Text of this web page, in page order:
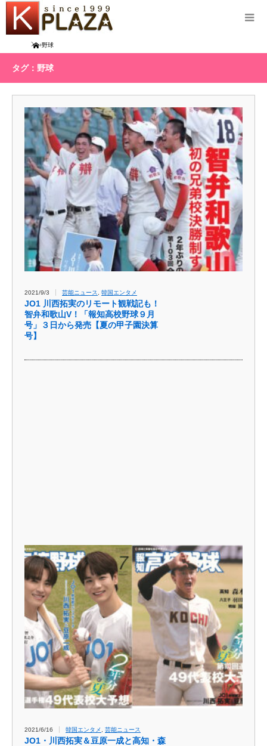
Home野球
タグ：野球
2021/9/3 芸能ニュース 韓国エンタメ
JO1 川西拓実のリモート観戦記も！
智弁和歌山V！「報知高校野球９月
号」３日から発売【夏の甲子園決算
号】
2021/6/16 韓国エンタメ 芸能ニュース
JO1・川西拓実＆豆原一成と高知・森